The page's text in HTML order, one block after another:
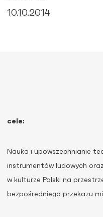
10.10.2014
cele:
Nauka i upowszechnianie
instrumentów ludowych
w kulturze Polski na
bezpośredniego przekazu